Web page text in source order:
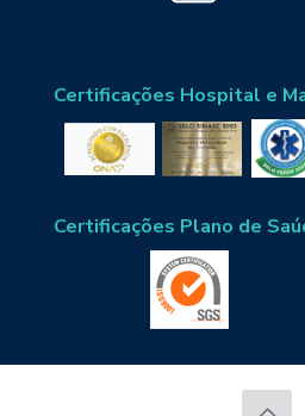
Certificações Hospital e
Certificações Plano de